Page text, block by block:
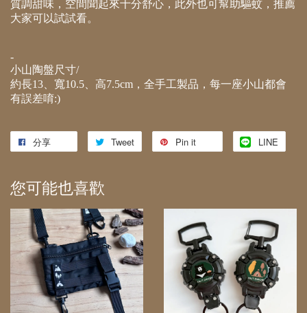
質調甜味，空間聞起來十分舒心，此外也可幫助驅蚊，推薦
大家可以試試看。
-
小山陶盤尺寸/
約長13、寬10.5、高7.5cm，全手工製品，每一座小山都會
有誤差唷:)
分享 Tweet Pin it LINE
您可能也喜歡